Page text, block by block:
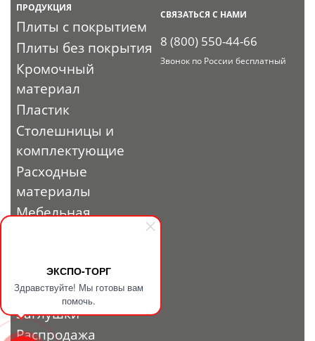
ЭКСПО-ТОРГ
Здравствуйте! Мы готовы вам
помочь.
ПРОДУКЦИЯ
Плиты с покрытием
Плиты без покрытия
Кромочный
материал
Пластик
Столешницы и
комплектующие
Расходные
материалы
Мебельная
профиль и
фурнитура
Заглушки
Распродажа
СВЯЗАТЬСЯ С НАМИ
8 (800) 550-44-66
Звонок по России бесплатный